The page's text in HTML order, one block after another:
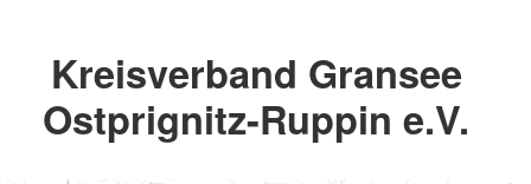
Kreisverband Gransee
Ostprignitz-Ruppin e.V.